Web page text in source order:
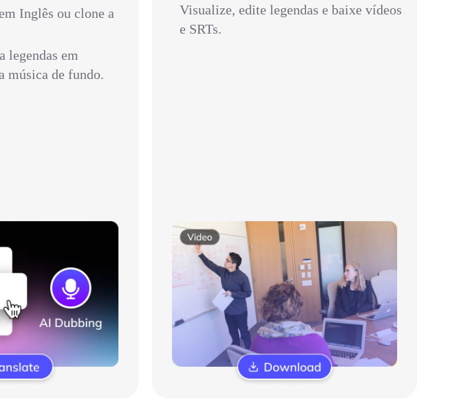
Inglês ou clone a
legendas em
música de fundo.
Visualize, edite legendas e baixe vídeos
e SRTs.